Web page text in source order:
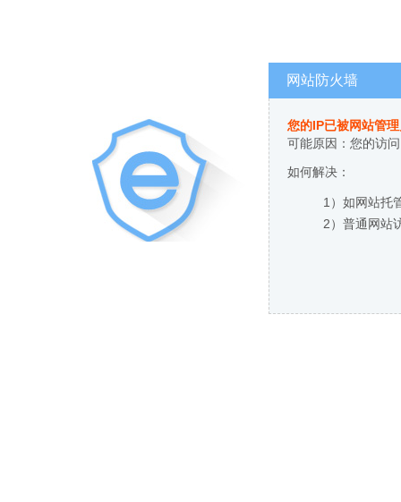
网站防火墙
您的IP已被网站管
可能原因：您的访
如何解决：
1）如网站托
2）普通网站